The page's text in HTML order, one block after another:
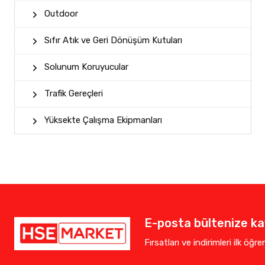
Outdoor
Sıfır Atık ve Geri Dönüşüm Kutuları
Solunum Koruyucular
Trafik Gereçleri
Yüksekte Çalışma Ekipmanları
E-posta bültenize
Fırsatları ve indirimleri ilk